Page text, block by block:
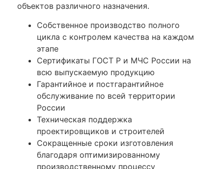
объектов различного назначения.
Собственное производство полного
цикла с контролем качества на каждом
этапе
Сертификаты ГОСТ Р и МЧС России на
всю выпускаемую продукцию
Гарантийное и постгарантийное
обслуживание по всей территории
России
Техническая поддержка
проектировщиков и строителей
Сокращенные сроки изготовления
благодаря оптимизированному
производственному процессу